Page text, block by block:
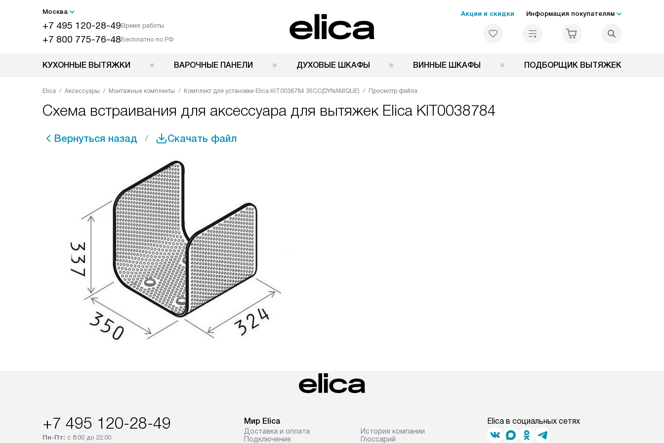
Москва
+7 495 120-28-49Время работы
+7 800 775-76-48Бесплатно по РФ
Акции и скидки Информация покупателям
КУХОННЫЕ ВЫТЯЖКИ ВАРОЧНЫЕ ПАНЕЛИ ДУХОВЫЕ ШКАФЫ ВИННЫЕ ШКАФЫ ПОДБОРЩИК ВЫТЯЖЕК
Elica Аксессуары Монтажные комплекты Комплект для установки Elica KIT0038784 35CC(DYNAMIQUE) Просмотр файла
Схема встраивания для аксессуара для вытяжек Elica KIT0038784
Вернуться назад Скачать файл
+7 495 120-28-49
Пн-Пт: с 8:00 до 22:00
Мир Elica
Доставка и оплата
Подключение
История компании
Глоссарий
Elica в социальных сетях